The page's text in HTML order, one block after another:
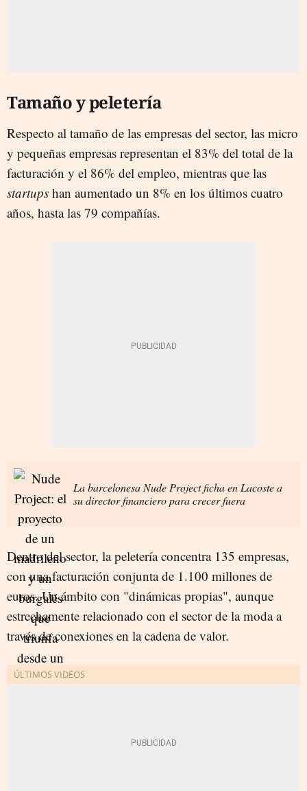
Tamaño y peletería
Respecto al tamaño de las empresas del sector, las micro
y pequeñas empresas representan el 83% del total de la
facturación y el 86% del empleo, mientras que las
startups han aumentado un 8% en los últimos cuatro
años, hasta las 79 compañías.
La barcelonesa Nude Project ficha en Lacoste a
su director financiero para crecer fuera
Dentro del sector, la peletería concentra 135 empresas,
con una facturación conjunta de 1.100 millones de
euros. Un ámbito con "dinámicas propias", aunque
estrechamente relacionado con el sector de la moda a
través de conexiones en la cadena de valor.